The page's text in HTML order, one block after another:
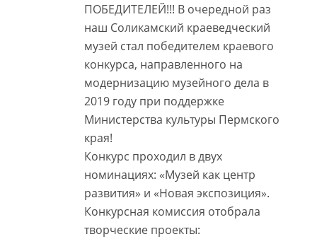
ПОБЕДИТЕЛЕЙ!!! В очередной раз
наш Соликамский краеведческий
музей стал победителем краевого
конкурса, направленного на
модернизацию музейного дела в
2019 году при поддержке
Министерства культуры Пермского
края!
Конкурс проходил в двух
номинациях: «Музей как центр
развития» и «Новая экспозиция».
Конкурсная комиссия отобрала
творческие проекты: